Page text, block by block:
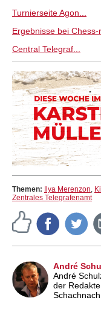
Turnierseite Agon...
Ergebnisse bei Chess-
Central Telegraf...
Themen: Ilya Merenzon,
Zentrales Telegrafenamt
André
André
der